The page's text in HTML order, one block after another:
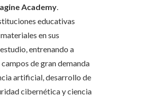
Academy.
educativas
en sus
entrenando a
de gran demanda
artificial, desarrollo de
cibernética y ciencia